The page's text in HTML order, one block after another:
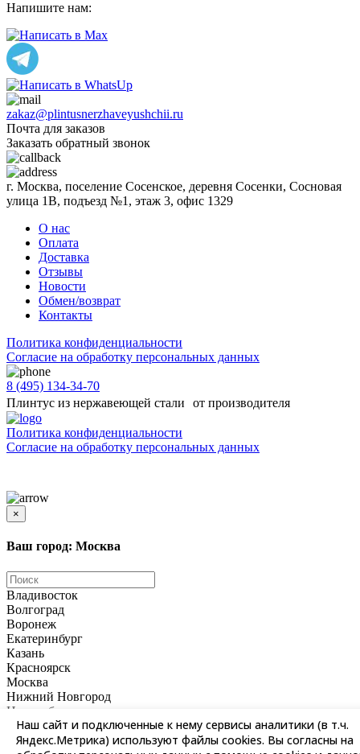
Напишите нам:
zakaz@plintusnerzhaveyushchii.ru
Почта для заказов
Заказать обратный звонок
г. Москва, поселение Сосенское, деревня Сосенки, Сосновая
улица 1В, подъезд №1, этаж 3, офис 1329
О нас
Оплата
Доставка
Отзывы
Новости
Обмен/возврат
Контакты
Политика конфиденциальности
Согласиe на обработку персональных данных
8 (495) 134-34-70
Плинтус из нержавеющей стали от производителя
Политика конфиденциальности
Согласиe на обработку персональных данных
Наш сайт и подключенные к нему сервисы аналитики (в т.ч.
Яндекс.Метрика) используют файлы cookies. Вы согласны на
×
Ваш город: Москва
Владивосток
Волгоград
Воронеж
Екатеринбург
Казань
Красноярск
Москва
Нижний Новгород
Новосибирск
Омск
Пермь